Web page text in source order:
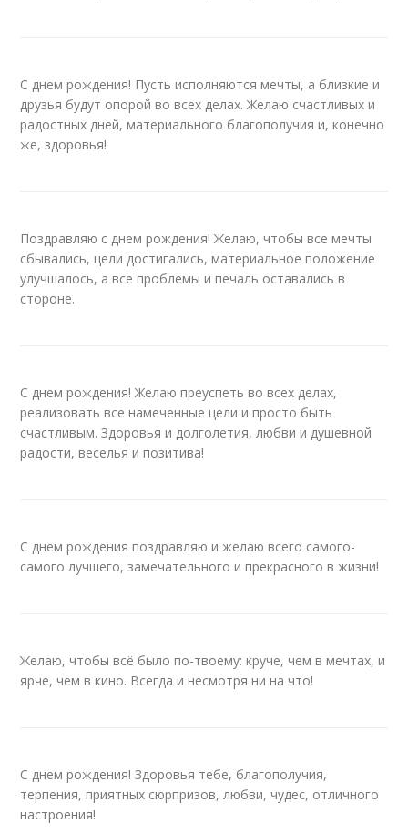
С днем рождения! Пусть исполняются мечты, а близкие и
друзья будут опорой во всех делах. Желаю счастливых и
радостных дней, материального благополучия и, конечно
же, здоровья!
Поздравляю с днем рождения! Желаю, чтобы все мечты
сбывались, цели достигались, материальное положение
улучшалось, а все проблемы и печаль оставались в
стороне.
С днем рождения! Желаю преуспеть во всех делах,
реализовать все намеченные цели и просто быть
счастливым. Здоровья и долголетия, любви и душевной
радости, веселья и позитива!
С днем рождения поздравляю и желаю всего самого-
самого лучшего, замечательного и прекрасного в жизни!
Желаю, чтобы всё было по-твоему: круче, чем в мечтах, и
ярче, чем в кино. Всегда и несмотря ни на что!
С днем рождения! Здоровья тебе, благополучия,
терпения, приятных сюрпризов, любви, чудес, отличного
настроения!